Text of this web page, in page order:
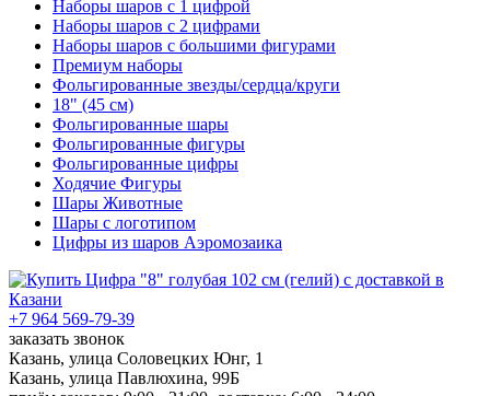
Наборы шаров с 1 цифрой
Наборы шаров с 2 цифрами
Наборы шаров с большими фигурами
Премиум наборы
Фольгированные звезды/сердца/круги
18" (45 см)
Фольгированные шары
Фольгированные фигуры
Фольгированные цифры
Ходячие Фигуры
Шары Животные
Шары с логотипом
Цифры из шаров Аэромозаика
+7 964 569-79-39
заказать звонок
Казань, улица Соловецких Юнг, 1
Казань, улица Павлюхина, 99Б